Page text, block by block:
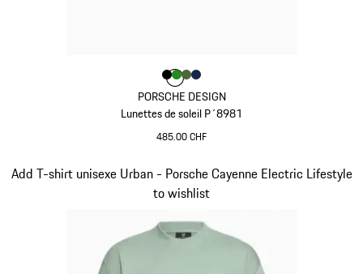
PORSCHE DESIGN
Lunettes de soleil P´8981
485.00 CHF
Couleur
Couleur
Couleur
Couleur
Couleur
Add T-shirt unisexe Urban - Porsche Cayenne Electric Lifestyle
to wishlist
Diapositive 2 sur 15